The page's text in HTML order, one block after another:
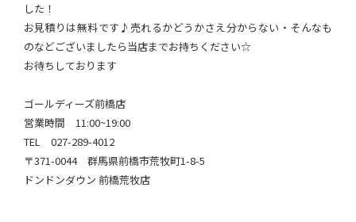
した！
お見積りは無料です♪売れるかどうかさえ分からない・そんなも
のなどございましたら当店までお持ちください☆
お待ちしております
ゴールディーズ前橋店
営業時間 11:00~19:00
TEL 027-289-4012
〒371-0044 群馬県前橋市荒牧町1-8-5
ドンドンダウン 前橋荒牧店